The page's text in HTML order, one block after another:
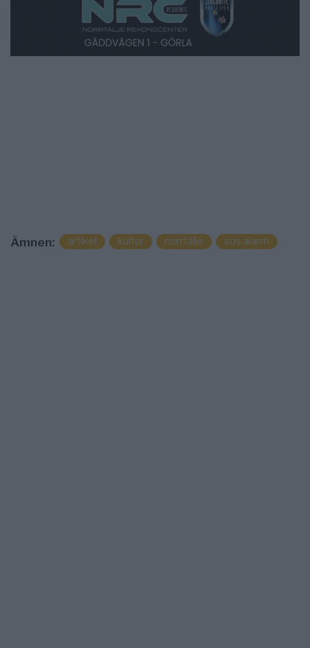
Ämnen: artikel kultur norrtälje sos alarm